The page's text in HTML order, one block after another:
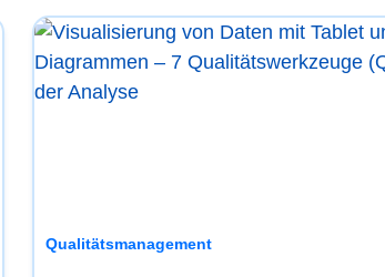
Qualitätsmanagement